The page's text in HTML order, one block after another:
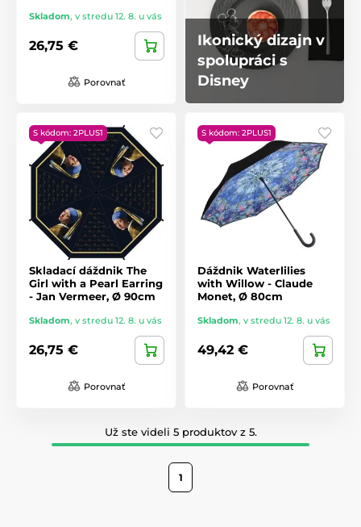
Skladom, v stredu 12. 8. u vás
26,75 €
Porovnať
Ikonický dizajn v
spolupráci s
Disney
S kódom: 2PLUS1
Skladací dáždnik The
Girl with a Pearl Earring
- Jan Vermeer, Ø 90cm
Skladom, v stredu 12. 8. u vás
26,75 €
Porovnať
S kódom: 2PLUS1
Dáždnik Waterlilies
with Willow - Claude
Monet, Ø 80cm
Skladom, v stredu 12. 8. u vás
49,42 €
Porovnať
Už ste videli 5 produktov z 5.
1